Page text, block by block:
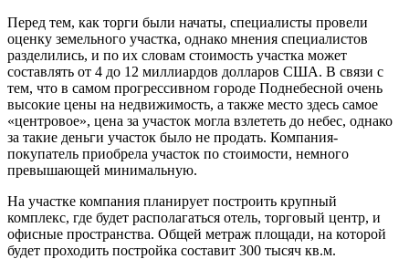
Перед тем, как торги были начаты, специалисты провели
оценку земельного участка, однако мнения специалистов
разделились, и по их словам стоимость участка может
составлять от 4 до 12 миллиардов долларов США. В связи с
тем, что в самом прогрессивном городе Поднебесной очень
высокие цены на недвижимость, а также место здесь самое
«центровое», цена за участок могла взлететь до небес, однако
за такие деньги участок было не продать. Компания-
покупатель приобрела участок по стоимости, немного
превышающей минимальную.
На участке компания планирует построить крупный
комплекс, где будет располагаться отель, торговый центр, и
офисные пространства. Общей метраж площади, на которой
будет проходить постройка составит 300 тысяч кв.м.